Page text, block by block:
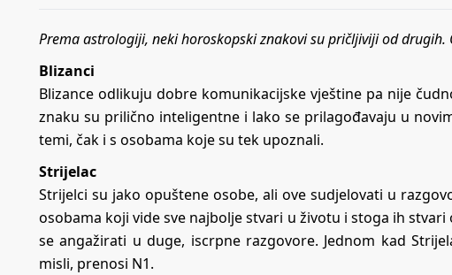
Prema astrologiji, neki horoskopski znakovi su pričljiviji od
Blizanci
Blizance odlikuju dobre komunikacijske vještine pa nije
znaku su prilično inteligentne i lako se prilagođavaju u
temi, čak i s osobama koje su tek upoznali.
Strijelac
Strijelci su jako opuštene osobe, ali ove sudjelovati u
osobama koji vide sve najbolje stvari u životu i stoga ih
se angažirati u duge, iscrpne razgovore. Jednom kad
misli, prenosi N1.